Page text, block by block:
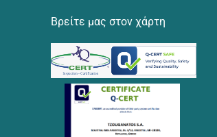
Βρείτε μας στον χάρτη